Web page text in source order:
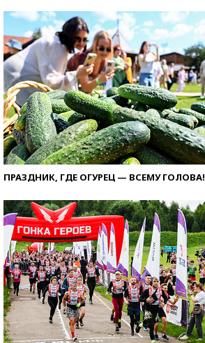
ПРАЗДНИК, ГДЕ ОГУРЕЦ — ВСЕМУ ГОЛОВА!